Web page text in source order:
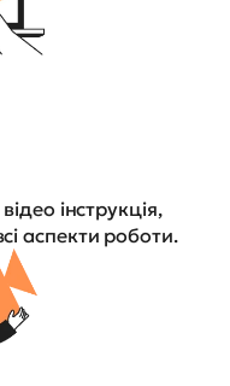
інструкція,
аспекти роботи.